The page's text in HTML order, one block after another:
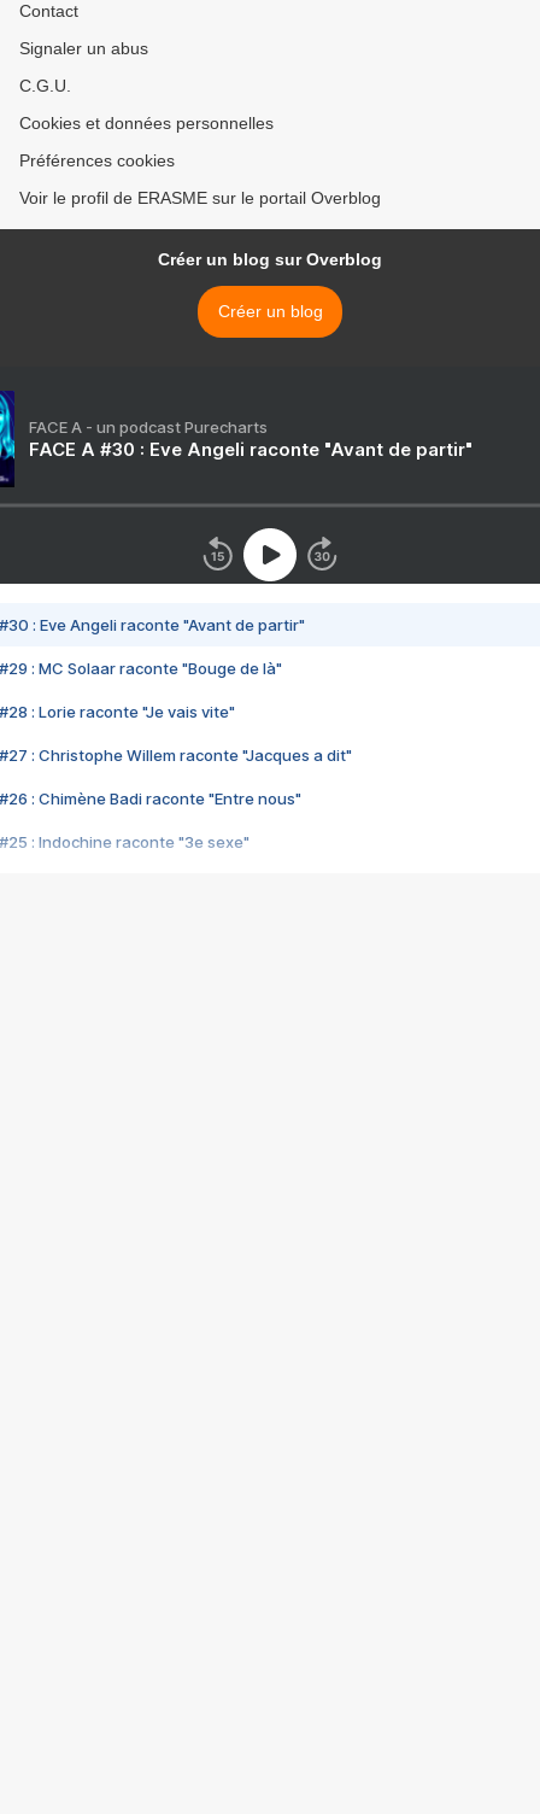
Contact
Signaler un abus
C.G.U.
Cookies et données personnelles
Préférences cookies
Voir le profil de ERASME sur le portail Overblog
Créer un blog sur Overblog
Créer un blog
FACE A - un podcast Purecharts
FACE A #30 : Eve Angeli raconte "Avant de partir"
#30 : Eve Angeli raconte "Avant de partir"
#29 : MC Solaar raconte "Bouge de là"
#28 : Lorie raconte "Je vais vite"
#27 : Christophe Willem raconte "Jacques a dit"
#26 : Chimène Badi raconte "Entre nous"
#25 : Indochine raconte "3e sexe"